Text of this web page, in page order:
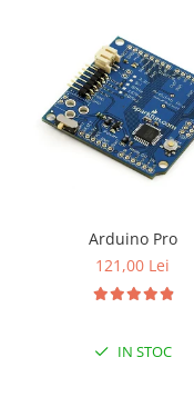
Puzzle mecanic Ugears
Organizator de chei
Constructor foto
Puzzle lemn Cluebox
3D Printer & CNC
Arduino Pro
121,00 Lei
IN STOC